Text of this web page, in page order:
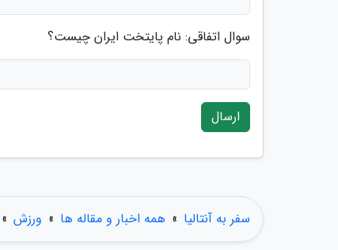
سوال اتفاقی: نام پایتخت ایران چیست؟
ارسال
سفر به آنتالیا » همه اخبار و مقاله ها » ورزش »